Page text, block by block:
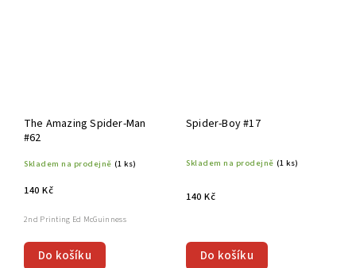
The Amazing Spider-Man
#62
Skladem na prodejně (1 ks)
140 Kč
Do košíku
2nd Printing Ed McGuinness
Spider-Boy #17
Skladem na prodejně (1 ks)
140 Kč
Do košíku